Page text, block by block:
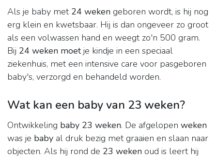
Als je baby met 24 weken geboren wordt, is hij nog
erg klein en kwetsbaar. Hij is dan ongeveer zo groot
als een volwassen hand en weegt zo'n 500 gram.
Bij 24 weken moetje kindje in een speciaal
ziekenhuis, met een intensive care voor pasgeboren
baby's, verzorgd en behandeld worden.
Wat kan een baby van 23 weken?
Ontwikkeling baby 23 weken. De afgelopen weken
was je baby al druk bezig met graaien en slaan naar
objecten. Als hij rond de 23 weken oud is leert hij